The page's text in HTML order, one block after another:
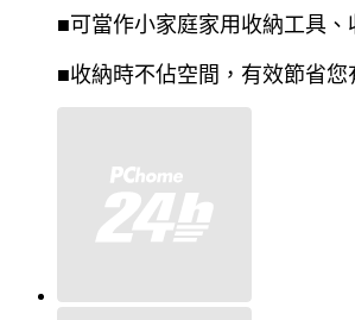
■可當作小家庭家用收納工具 、
■收納時不佔空間， 有效節省您